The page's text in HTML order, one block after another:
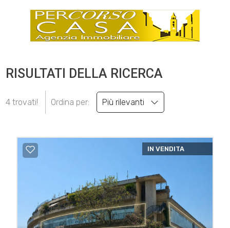
RISULTATI DELLA RICERCA
4 trovati! Ordina per: Più rilevanti
IN VENDITA